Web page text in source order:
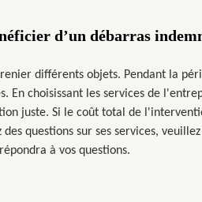
d’un débarras
différents objets. Pendant la
En choisissant les services de
juste. Si le coût total de
questions sur ses services,
à vos questions.